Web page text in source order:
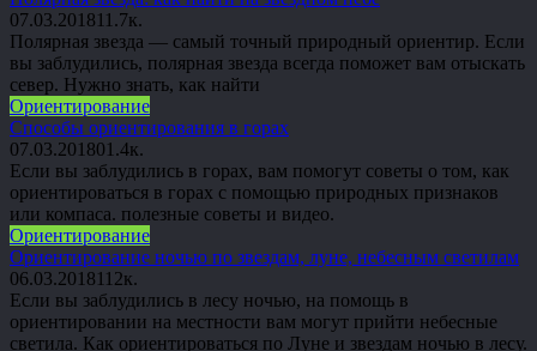
07.03.20181 1.7к.
Полярная звезда — самый точный природный ориентир. Если
вы заблудились, полярная звезда всегда поможет вам отыскать
север. Нужно знать, как найти
Ориентирование
Способы ориентирования в горах
07.03.201801.4к.
Если вы заблудились в горах, вам помогут советы о том, как
ориентироваться в горах с помощью природных признаков
или компаса. полезные советы и видео.
Ориентирование
Ориентирование ночью по звездам, луне, небесным светилам
06.03.20181 12к.
Если вы заблудились в лесу ночью, на помощь в
ориентировании на местности вам могут прийти небесные
светила. Как ориентироваться по Луне и звездам ночью в лесу.